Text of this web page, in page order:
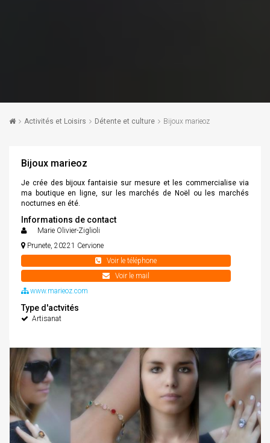
Activités et Loisirs Détente et culture Bijoux marieoz
Bijoux marieoz
Je crée des bijoux fantaisie sur mesure et les commercialise via
ma boutique en ligne, sur les marchés de Noël ou les marchés
nocturnes en été.
Informations de contact
Marie Olivier-Ziglioli
Prunete, 20221 Cervione
+33 +33632069668
+33 0632069668
Voir le téléphone
Voir le mail
www.marieoz.com
Type d'actvités
Artisanat